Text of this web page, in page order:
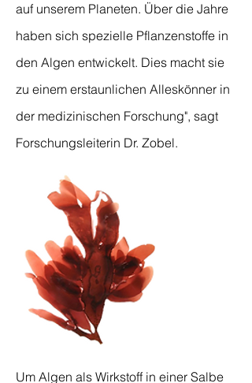
auf unserem Planeten. Über die Jahre
haben sich spezielle Pflanzenstoffe in
den Algen entwickelt. Dies macht sie
zu einem erstaunlichen Alleskönner in
der medizinischen Forschung", sagt
Forschungsleiterin Dr. Zobel.
Um Algen als Wirkstoff in einer Salbe